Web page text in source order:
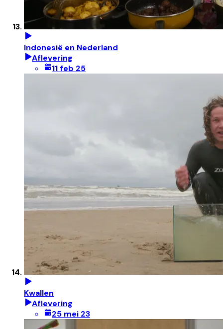
Indonesië en Nederland
Aflevering
11 feb 25
Kwallen
Aflevering
25 mei 23